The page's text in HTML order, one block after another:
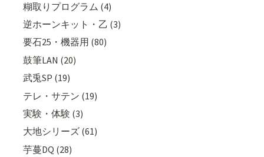
糊取りプログラム (4)
逆ホーンキット・乙 (3)
要石25・機器用 (80)
鼓筆LAN (20)
武兎SP (19)
テレ・サテン (19)
実験・体験 (3)
大地シリーズ (61)
芋蔓DQ (28)